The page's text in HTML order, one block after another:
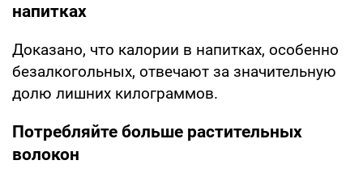
напитках
Доказано, что калории в напитках, особенно
безалкогольных, отвечают за значительную
долю лишних килограммов.
Потребляйте больше растительных
волокон